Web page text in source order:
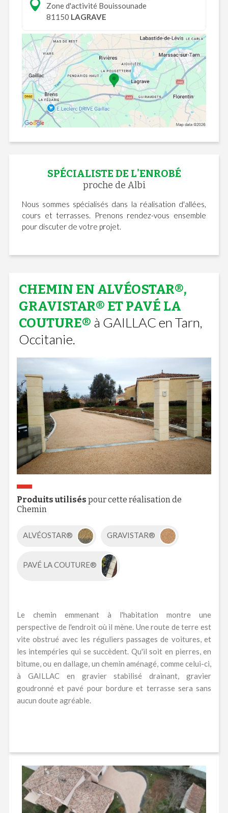
Zone d'activité Bouissounade
81150 LAGRAVE
SPÉCIALISTE DE L'ENROBÉ
proche de Albi
Nous sommes spécialisés dans la réalisation d'allées,
cours et terrasses. Prenons rendez-vous ensemble
pour discuter de votre projet.
CHEMIN EN ALVÉOSTAR®,
GRAVISTAR® ET PAVÉ LA
COUTURE® à GAILLAC en Tarn,
Occitanie.
Produits utilisés pour cette réalisation de
Chemin
ALVÉOSTAR® GRAVISTAR®
PAVÉ LA COUTURE®
Le chemin emmenant à l'habitation montre une
perspective de l'endroit où il mène. Une route de terre est
vite obstrué avec les réguliers passages de voitures, et
les intempéries qui se succèdent. Qu'il soit en pierres, en
bitume, ou en dallage, un chemin aménagé, comme celui-ci,
à GAILLAC en gravier stabilisé drainant, gravier
goudronné et pavé pour bordure et terrasse sera sans
aucun doute agréable.